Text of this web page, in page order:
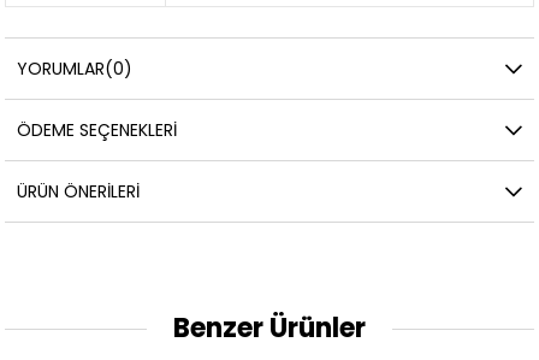
YORUMLAR(0)
ÖDEME SEÇENEKLERI
ÜRÜN ÖNERILERI
Benzer Ürünler